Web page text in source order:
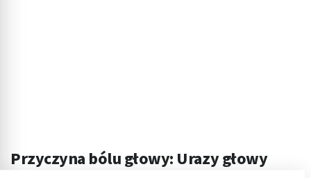
Przyczyna bólu głowy: Urazy głowy